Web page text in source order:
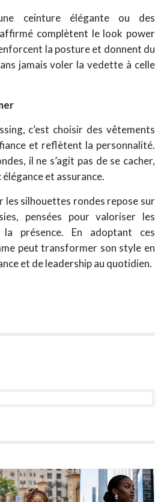
ceinture élégante ou des
complètent le look power
la posture et donnent du
jamais voler la vedette à celle
c’est choisir des vêtements
et reflètent la personnalité.
il ne s’agit pas de se cacher,
et assurance.
les silhouettes rondes repose sur
pensées pour valoriser les
présence. En adoptant ces
peut transformer son style en
et de leadership au quotidien.